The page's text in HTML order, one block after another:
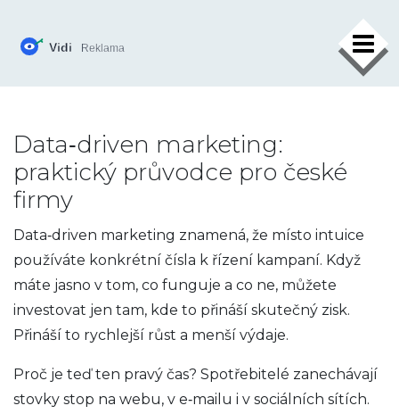
×
Data‑driven marketing:
praktický průvodce pro české
firmy
Data‑driven marketing znamená, že místo intuice
používáte konkrétní čísla k řízení kampaní. Když
máte jasno v tom, co funguje a co ne, můžete
investovat jen tam, kde to přináší skutečný zisk.
Přináší to rychlejší růst a menší výdaje.
Proč je teď ten pravý čas? Spotřebitelé zanechávají
stovky stop na webu, v e‑mailu i v sociálních sítích.